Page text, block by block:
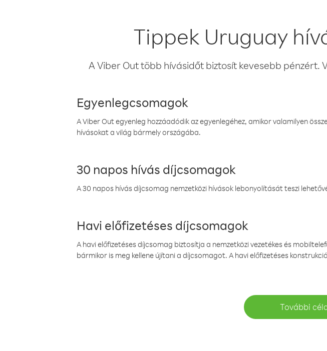
Tippek Uruguay
A Viber Out több hívásidőt biztosít kevesebb pénzért.
Egyenlegcsomagok
A Viber Out egyenleg hozzáadódik az egyenlegéhez, amikor valamilyen
hívásokat a világ bármely országába.
30 napos hívás díjcsomagok
A 30 napos hívás díjcsomag nemzetközi hívások lebonyolítását teszi
Havi előfizetéses díjcsomagok
A havi előfizetéses díjcsomag biztosítja a nemzetközi vezetékes és
bármikor is meg kellene újítani a díjcsomagot. A havi előfizetéses
További